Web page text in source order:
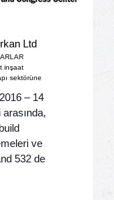
Ltd
, inşaat
sektörüne
– 14
ve
532 de